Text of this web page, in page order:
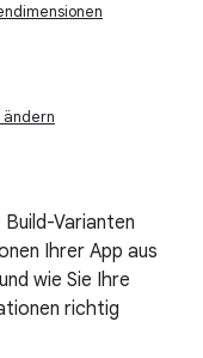
Varianten
Ihrer App aus
wie Sie Ihre
richtig